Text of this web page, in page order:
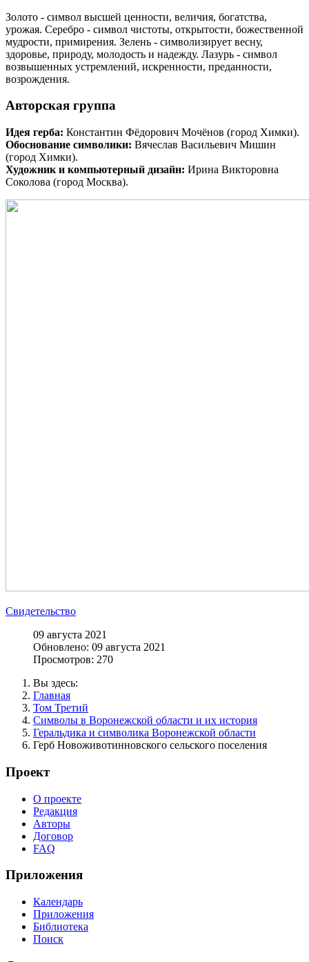
Золото - символ высшей ценности, величия, богатства,
урожая. Серебро - символ чистоты, открытости, божественной
мудрости, примирения. Зелень - символизирует весну,
здоровье, природу, молодость и надежду. Лазурь - символ
возвышенных устремлений, искренности, преданности,
возрождения.
Авторская группа
Идея герба: Константин Фёдорович Мочёнов (город Химки).
Обоснование символики: Вячеслав Васильевич Мишин
(город Химки).
Художник и компьютерный дизайн: Ирина Викторовна
Соколова (город Москва).
Свидетельство
09 августа 2021
Обновлено: 09 августа 2021
Просмотров: 270
Вы здесь:
Главная
Том Третий
Символы в Воронежской области и их история
Геральдика и символика Воронежской области
Герб Новоживотинновского сельского поселения
Проект
О проекте
Редакция
Авторы
Договор
FAQ
Приложения
Календарь
Приложения
Библиотека
Поиск